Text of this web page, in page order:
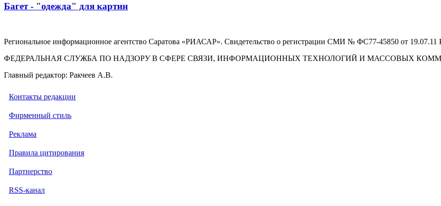
Багет - "одежда" для картин
Региональное информационное агентство Саратова «РИАСАР». Свидетельство о регистрации СМИ № ФС77-45850 от
ФЕДЕРАЛЬНАЯ СЛУЖБА ПО НАДЗОРУ В СФЕРЕ СВЯЗИ, ИНФОРМАЦИОННЫХ ТЕХНОЛОГИЙ И МАССОВЫХ
Главный редактор: Ракчеев А.В.
Контакты редакции
Фирменный стиль
Реклама
Правила цитирования
Партнерство
RSS-канал